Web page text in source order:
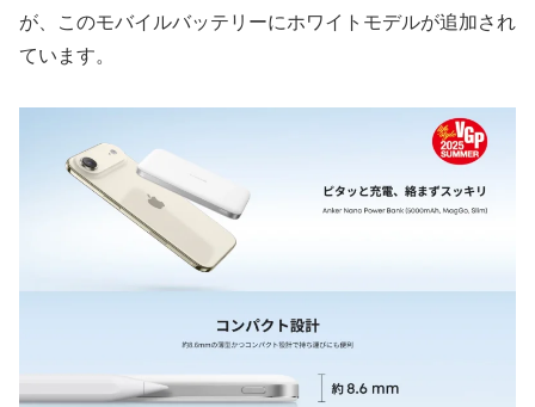
が、このモバイルバッテリーにホワイトモデルが追加され
ています。